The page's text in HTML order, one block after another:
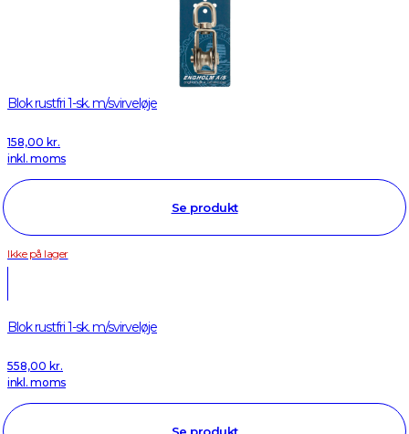
Blok rustfri 1-sk. m/svirveløje
158,00 kr.
inkl. moms
Se produkt
Ikke på lager
Blok rustfri 1-sk. m/svirveløje
558,00 kr.
inkl. moms